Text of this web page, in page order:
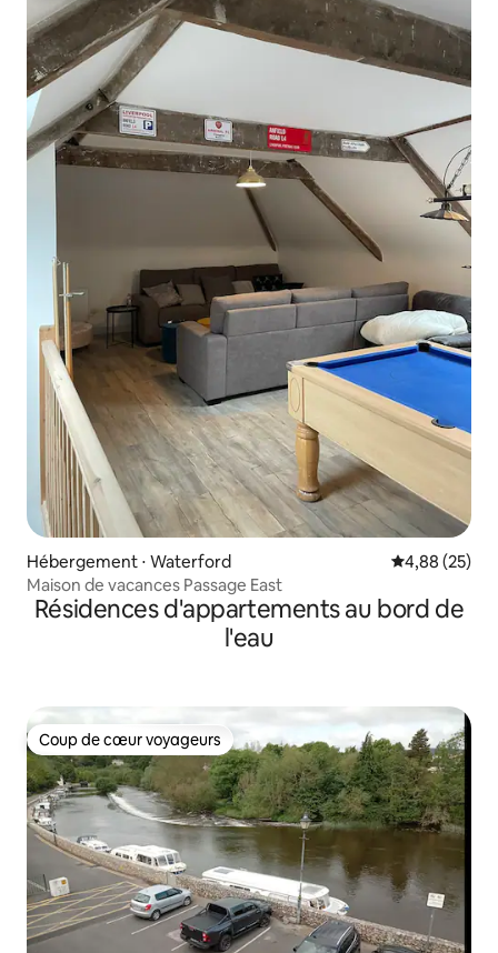
Hébergement ⋅ Waterford Évaluation
4,88 (25)
Maison de vacances Passage East
Résidences d'appartements au bord de
l'eau
Coup de cœur voyageurs
Coup de cœur voyageurs